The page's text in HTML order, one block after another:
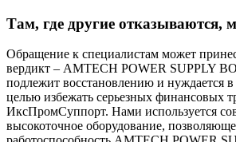
Там, где другие отказываются,
Обращение к специалистам может
вердикт – AMTECH POWER SUPPLY
подлежит восстановлению и нуждается
целью избежать серьезных финансовых
ИксПромСуппорт. Нами используется
высокоточное оборудование,